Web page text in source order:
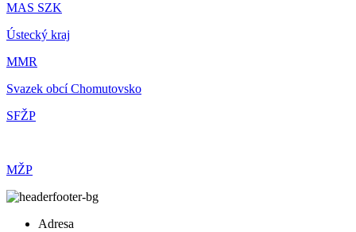
MAS SZK
Ústecký kraj
MMR
Svazek obcí Chomutovsko
SFŽP
MŽP
Adresa